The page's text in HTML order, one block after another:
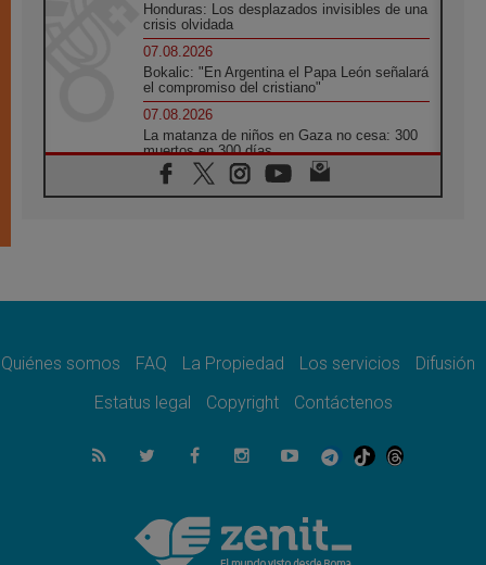
Honduras: Los desplazados invisibles de una
crisis olvidada
07.08.2026
Bokalic: "En Argentina el Papa León señalará
el compromiso del cristiano"
07.08.2026
La matanza de niños en Gaza no cesa: 300
muertos en 300 días
07.08.2026
Tagle: La guerra desfigura el mundo, solo la
como misión al servicio del Evangelio
SIGNIS 2026, dar voz a las religiosas en el
07.08.2026
Lanzan un proyecto de empoderamiento
Programa oficial del Viaje Apostólico del
Papa León XIV a Francia
Quiénes somos FAQ La Propiedad Los servicios
Difusión
Estatus legal
Copyright Contáctenos